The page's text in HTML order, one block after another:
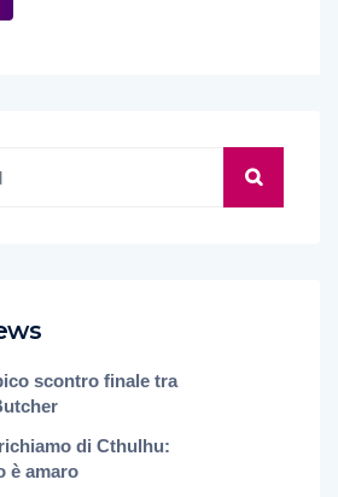
scontro finale tra
di Cthulhu:
è amaro